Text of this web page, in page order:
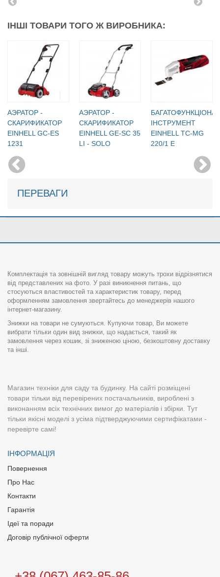
ІНШІ ТОВАРИ ТОГО Ж ВИРОБНИКА:
АЭРАТОР -
СКАРИФИКАТОР
EINHELL GC-ES
1231
АЭРАТОР -
СКАРИФИКАТОР
EINHELL GE-SC 35
LI - SOLO
ІНСТРУМЕНТ
EINHELL TC-MG
220/1 E
ПЕРЕВАГИ
Комплектація та зовнішній вигляд товару можуть трохи відрізнятися
від представлених на фото. У разі виникнення питань, що
стосуються властивостей та характеристик товару, перед
оформленням замовлення звертайтесь до менеджерів нашого
інтернет-магазину.
Знижки на товари не сумуються. Купуючи товар, Ви можете
вибрати тільки один вид знижки, що надається, такий як
замовлення через кошик, зі зниженою ціною, безкоштовну доставку
та інші.
Магазин техніки для саду та будинку. На сайті розміщені
товари тільки від перевірених постачальників, вироблені з
виконанням всіх технічних вимог до матеріалів і збірки. Тут
тільки якісні моделі з усіма підтверджуючими сертифікатами -
перевірте самі!
ІНФОРМАЦІЯ
Повернення
Про Нас
Контакти
Гарантія
Ідеї та поради
Договір публічної оферти